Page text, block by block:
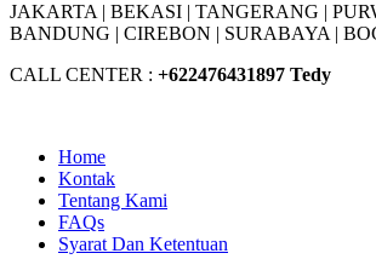
JAKARTA | BEKASI | TANGERANG |
BANDUNG | CIREBON | SURABAYA |
CALL CENTER : +622476431897 Tedy
Home
Kontak
Tentang Kami
FAQs
Syarat Dan Ketentuan